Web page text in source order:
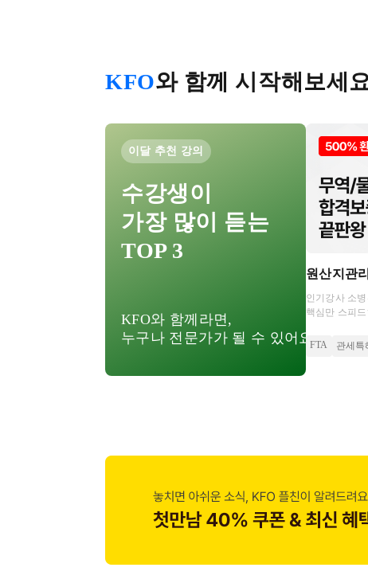
KFO와 함께 시작해보세
이달 추천 강의
수강생이
가장 많이 듣는
TOP 3
KFO와 함께라면,
누구나 전문가가 될 수 있어요!
원산지관
인기강사 소
핵심만 스피
FTA
관세특